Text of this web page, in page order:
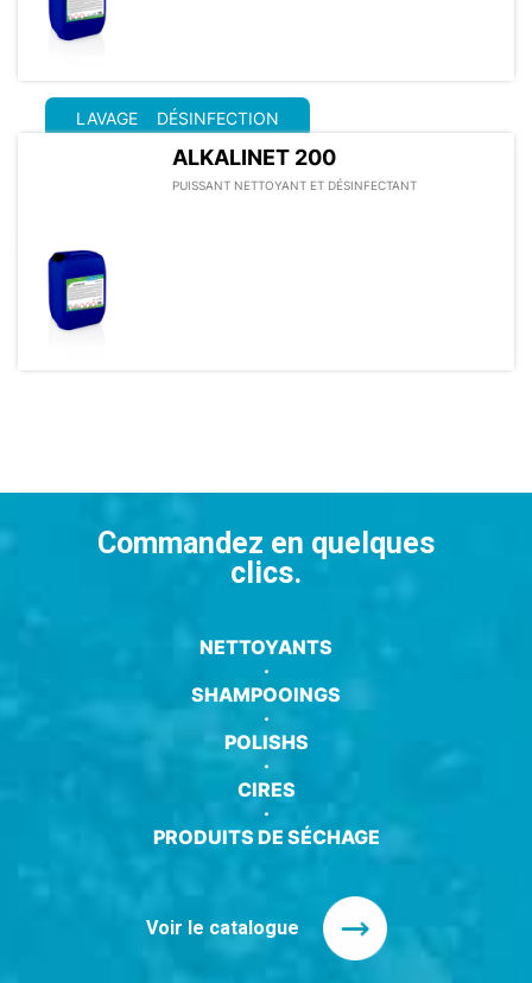
LAVAGE DÉSINFECTION
ALKALINET 200
PUISSANT NETTOYANT ET DÉSINFECTANT
Commandez en quelques
clics.
NETTOYANTS
·
SHAMPOOINGS
·
POLISHS
·
CIRES
·
PRODUITS DE SÉCHAGE
Voir le catalogue